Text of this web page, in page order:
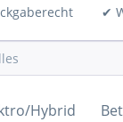
✔
Hybrid